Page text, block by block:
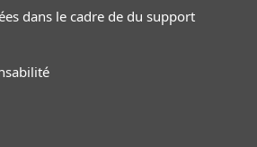
dans le cadre de du support